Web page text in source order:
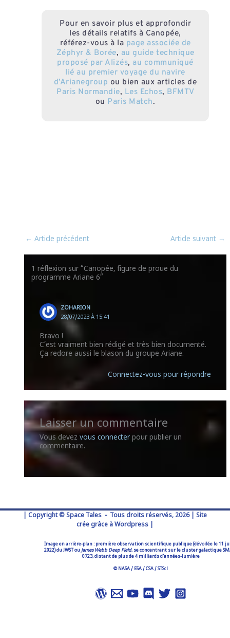
Pour en savoir plus et approfondir
les détails relatifs à Canopée,
référez-vous à la page associée de
Zéphyr & Borée, au guide technique
proposé par Alizés, au communiqué
lié au premier voyage du navire
d’Arianegroup ou bien aux articles de
Paris Normandie, Les Echos, BFMTV
ou Paris Match.
← Article précédent Article suivant →
1 réflexion sur “Canopée, figure de proue du
programme Ariane 6”
ZOHARION
28/07/2023 À 15:41
Bravo !
C’est vraiment bien rédigé et très bien documenté.
Ça redore aussi le blason du groupe Ariane.
Connectez-vous pour répondre
Laisser un commentaire
Vous devez vous connecterpour publier un
commentaire.
| Copyright © Space Tales - Tous droits réservés, 2026 | Site
crée grâce à Wordpress |
Image en arrière-plan : première observation scientifique publique (dévoilée le 11
2022) du JWST ouJames Webb Deep Field, se concentrant sur le cluster galactique
0723, distant de plus de 4 milliards d'années-lumière
© NASA / ESA / CSA / STScl